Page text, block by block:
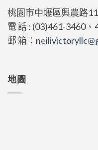
桃園市中壢區興農路
電 話 : (03)461-3460
郵 箱：
地圖